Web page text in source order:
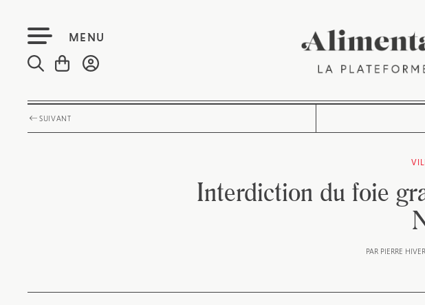
MENU
SUIVANT
Interdiction du foie
PAR PIERRE